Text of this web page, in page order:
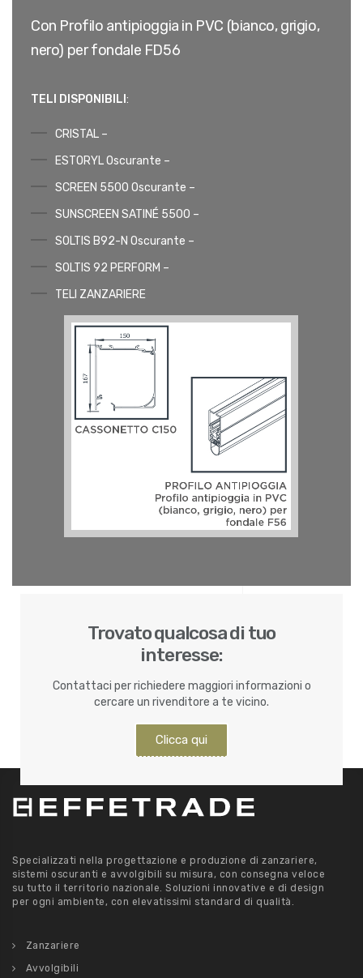
Con Profilo antipioggia in PVC (bianco, grigio,
nero) per fondale FD56
TELI DISPONIBILI :
CRISTAL –
ESTORYL Oscurante –
SCREEN 5500 Oscurante –
SUNSCREEN SATINÉ 5500 –
SOLTIS B92-N Oscurante –
SOLTIS 92 PERFORM –
TELI ZANZARIERE
Trovato qualcosa di tuo
interesse:
Contattaci per richiedere maggiori informazioni o
cercare un rivenditore a te vicino.
Clicca qui
Specializzati nella progettazione e produzione di zanzariere,
sistemi oscuranti e avvolgibili su misura, con consegna veloce
su tutto il territorio nazionale. Soluzioni innovative e di design
per ogni ambiente, con elevatissimi standard di qualità.
Zanzariere
Avvolgibili